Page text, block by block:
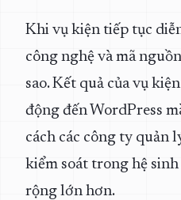
Khi vụ kiện tiếp tục
công nghệ và mã
sao. Kết quả của vụ
động đến WordPress
cách các công ty quản
kiểm soát trong hệ
rộng lớn hơn.